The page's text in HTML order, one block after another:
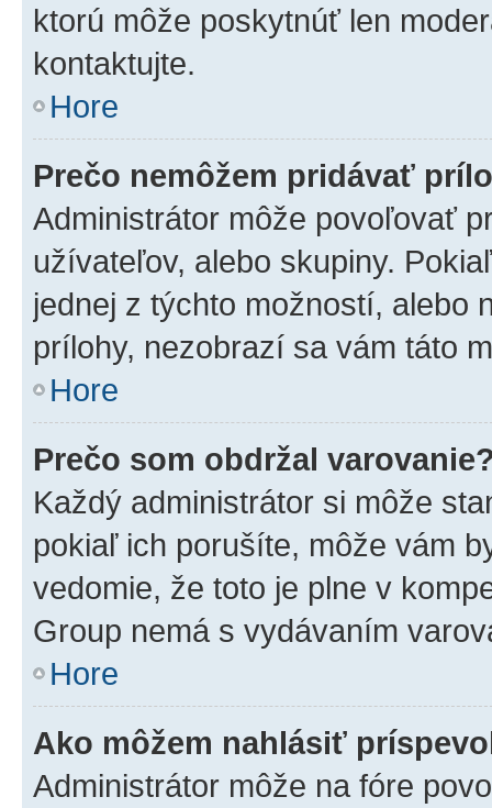
ktorú môže poskytnúť len
kontaktujte.
Hore
Prečo nemôžem pridávať
Administrátor môže povoľovať
užívateľov, alebo skupiny.
jednej z týchto možností, alebo
prílohy, nezobrazí sa vám táto
Hore
Prečo som obdržal
Každý administrátor si môže
pokiaľ ich porušíte, môže vám
vedomie, že toto je plne v
Group nemá s vydávaním
Hore
Ako môžem nahlásiť
Administrátor môže na fóre